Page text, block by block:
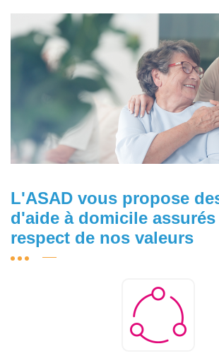
L'ASAD vous propose
d'aide à domicile
respect de nos valeurs